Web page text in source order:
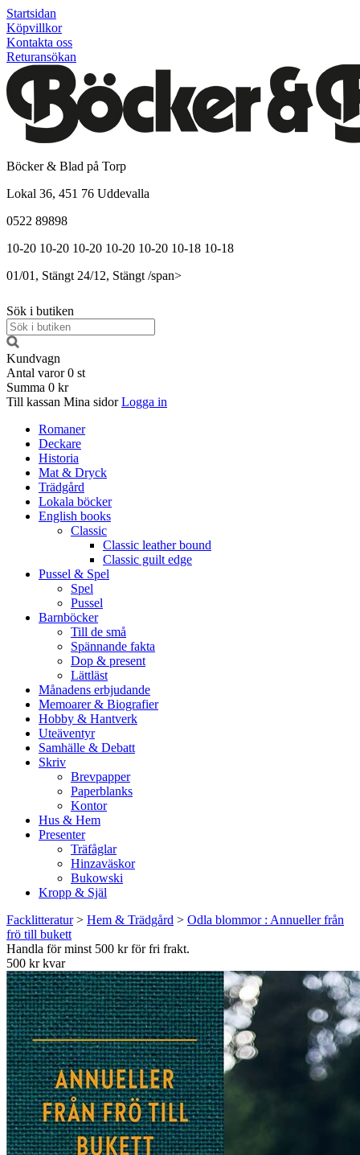
Startsidan
Köpvillkor
Kontakta oss
Returansökan
Böcker & Blad på Torp
Lokal 36, 451 76 Uddevalla
0522 89898
10-20 10-20 10-20 10-20 10-20 10-18 10-18
01/01, Stängt 24/12, Stängt /span>
Sök i butiken
Kundvagn
Antal varor 0 st
Summa 0 kr
Till kassan Mina sidor Logga in
Romaner
Deckare
Historia
Mat & Dryck
Trädgård
Lokala böcker
English books
Classic
Classic leather bound
Classic guilt edge
Pussel & Spel
Spel
Pussel
Barnböcker
Till de små
Spännande fakta
Dop & present
Lättläst
Månadens erbjudande
Memoarer & Biografier
Hobby & Hantverk
Uteäventyr
Samhälle & Debatt
Skriv
Brevpapper
Paperblanks
Kontor
Hus & Hem
Presenter
Träfåglar
Hinzaväskor
Bukowski
Kropp & Själ
Facklitteratur> Hem & Trädgård > Odla blommor : Annueller från
frö till bukett
Handla för minst 500 kr för fri frakt.
500 kr kvar